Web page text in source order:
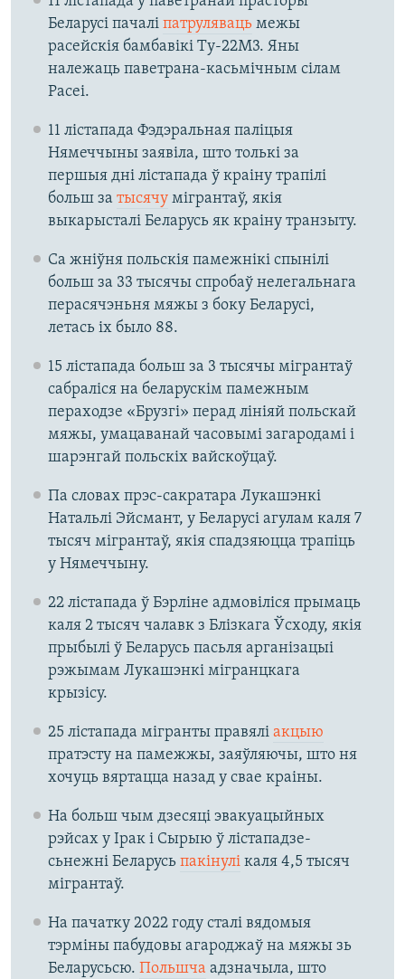
Беларусі пачалі патрулявацьмежы
расейскія бамбавікі Ту-22М3. Яны
належаць паветрана-касьмічным сілам
Расеі.
11 лістапада Фэдэральная паліцыя
Нямеччыны заявіла, што толькі за
першыя дні лістапада ў краіну трапілі
больш за тысячумігрантаў, якія
выкарысталі Беларусь як краіну транзыту.
Са жніўня польскія памежнікі спынілі
больш за 33 тысячы спробаў нелегальнага
перасячэньня мяжы з боку Беларусі,
летась іх было 88.
15 лістапада больш за 3 тысячы мігрантаў
сабраліся на беларускім памежным
пераходзе «Брузгі» перад лініяй польскай
мяжы, умацаванай часовымі загародамі і
шарэнгай польскіх вайскоўцаў.
Па словах прэс-сакратара Лукашэнкі
Натальлі Эйсмант, у Беларусі агулам каля 7
тысяч мігрантаў, якія спадзяюцца трапіць
у Нямеччыну.
22 лістапада ў Бэрліне адмовіліся прымаць
каля 2 тысяч чалавк з Блізкага Ўсходу, якія
прыбылі ў Беларусь пасьля арганізацыі
рэжымам Лукашэнкі мігранцкага
крызісу.
25 лістапада мігранты правялі акцыю
пратэсту на памежжы, заяўляючы, што ня
хочуць вяртацца назад у свае краіны.
На больш чым дзесяці эвакуацыйных
рэйсах у Ірак і Сырыю ў лістападзе-
сьнежні Беларусь пакінулікаля 4,5 тысяч
мігрантаў.
На пачатку 2022 году сталі вядомыя
тэрміны пабудовы агароджаў на мяжы зь
Беларусьсю. Польшча адзначыла, што